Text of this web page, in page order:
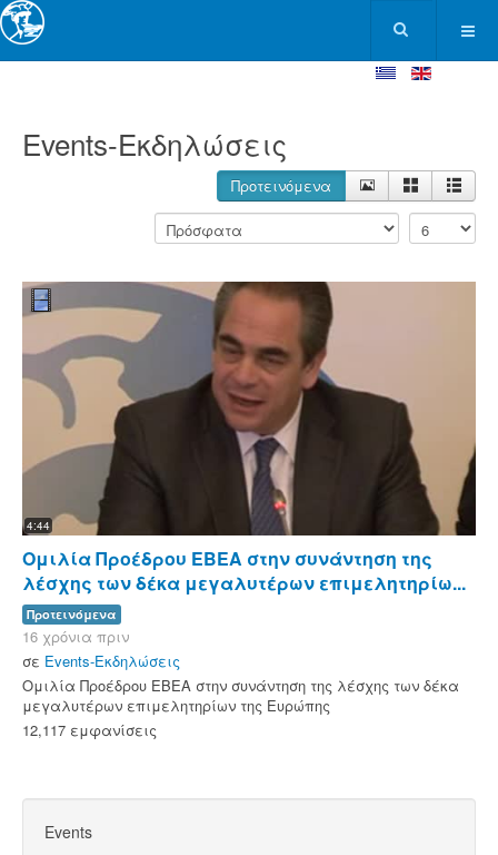
Events-Εκδηλώσεις
Προτεινόμενα
4:44
Ομιλία Προέδρου ΕΒΕΑ στην συνάντηση της
λέσχης των δέκα μεγαλυτέρων επιμελητηρίω...
Προτεινόμενα
16 χρόνια πριν
σε Events-Εκδηλώσεις
Ομιλία Προέδρου ΕΒΕΑ στην συνάντηση της λέσχης των δέκα
μεγαλυτέρων επιμελητηρίων της Ευρώπης
12,117 εμφανίσεις
Events